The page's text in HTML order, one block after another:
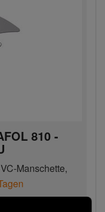
810 -
Manschette,